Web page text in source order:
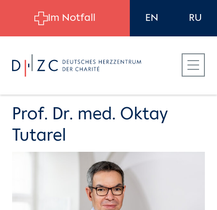
Für Patient:innen
Für Zuweiser:innen
Für Bewerber:innen
Prof. Dr. med. Oktay
Tutarel
Im Notfall EN RU